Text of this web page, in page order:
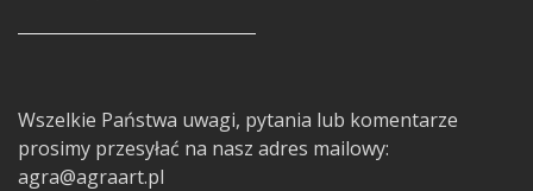
Wszelkie Państwa uwagi, pytania lub komentarze
prosimy przesyłać na nasz adres mailowy:
agra@agraart.pl